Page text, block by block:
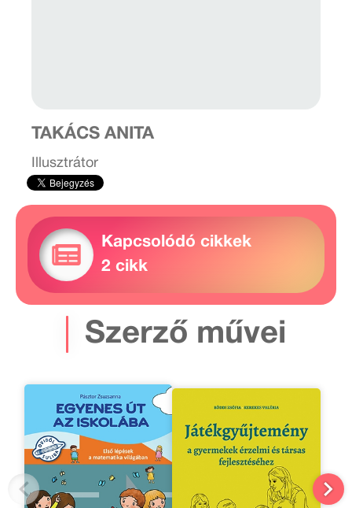
TAKÁCS ANITA
Illusztrátor
Kapcsolódó cikkek
2 cikk
Szerző művei